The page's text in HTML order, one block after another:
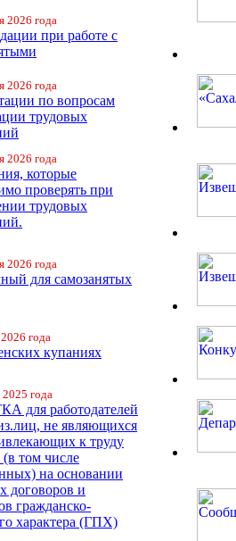
2026 года
при работе с
2026 года
по вопросам
трудовых
2026 года
которые
проверять при
трудовых
2026 года
для самозанятых
года
купаниях
года
для работодателей
не являющихся
к труду
том числе
на основании
договоров и
гражданско-
характера (ГПХ)